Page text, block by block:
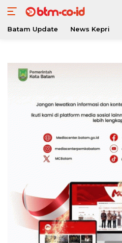
konten
Batam Update News Kepri